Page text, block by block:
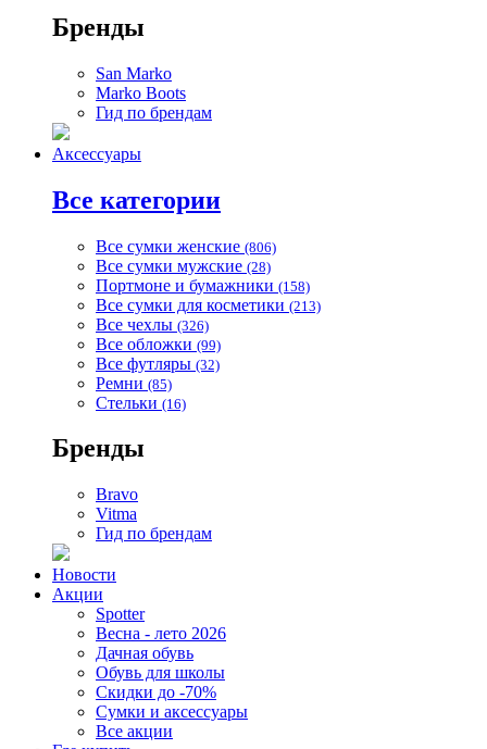
Бренды
San Marko
Marko Boots
Гид по брендам
Аксессуары
Все категории
Все сумки женские (806)
Все сумки мужские (28)
Портмоне и бумажники (158)
Все сумки для косметики (213)
Все чехлы (326)
Все обложки (99)
Все футляры (32)
Ремни (85)
Стельки (16)
Бренды
Bravo
Vitma
Гид по брендам
Новости
Акции
Spotter
Весна - лето 2026
Дачная обувь
Обувь для школы
Скидки до -70%
Сумки и аксессуары
Все акции